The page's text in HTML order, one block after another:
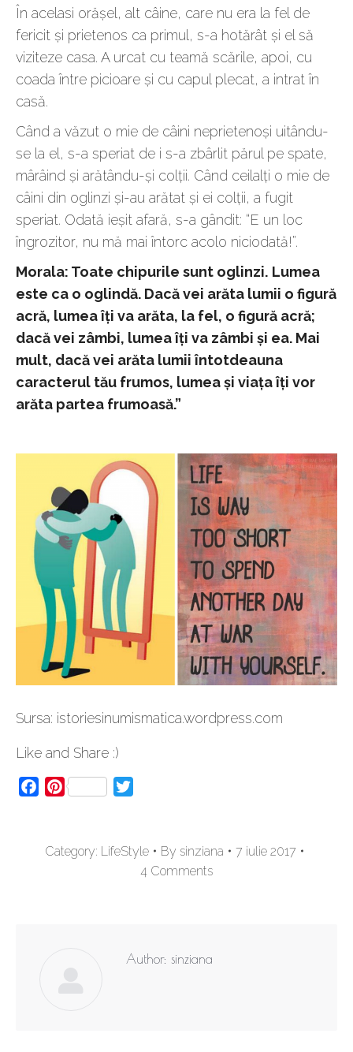
În acelasi orăşel, alt câine, care nu era la fel de
fericit şi prietenos ca primul, s-a hotărât şi el să
viziteze casa. A urcat cu teamă scările, apoi, cu
coada între picioare şi cu capul plecat, a intrat în
casă.
Când a văzut o mie de câini neprietenoşi uitându-
se la el, s-a speriat de i s-a zbârlit părul pe spate,
mârâind şi arătându-şi colţii. Când ceilalţi o mie de
câini din oglinzi şi-au arătat şi ei colţii, a fugit
speriat. Odată ieşit afară, s-a gândit: “E un loc
îngrozitor, nu mă mai întorc acolo niciodată!”.
Morala: Toate chipurile sunt oglinzi. Lumea
este ca o oglindă. Dacă vei arăta lumii o figură
acră, lumea îţi va arăta, la fel, o figură acră;
dacă vei zâmbi, lumea îţi va zâmbi şi ea. Mai
mult, dacă vei arăta lumii întotdeauna
caracterul tău frumos, lumea şi viaţa îţi vor
arăta partea frumoasă.”
Sursa: istoriesinumismatica.wordpress.com
Like and Share :)
FacebookPinterest
Category: LifeStyle By sinziana
7 iulie 2017
4 Comments
Author: sinziana